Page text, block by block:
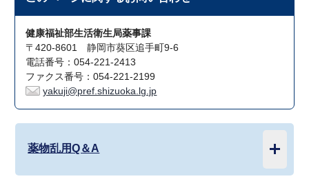
健康福祉部生活衛生局薬事課
〒420-8601 静岡市葵区追手町9-6
電話番号：054-221-2413
ファクス番号：054-221-2199
yakuji@pref.shizuoka.lg.jp
薬物乱用Q＆A